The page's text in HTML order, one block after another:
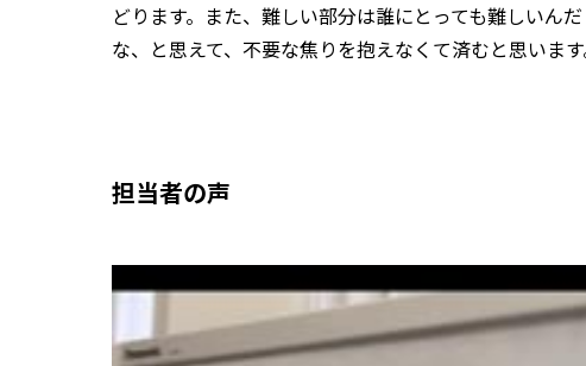
どります。また、難しい部分は誰にとっても難しいんだ
な、と思えて、不要な焦りを抱えなくて済むと思います
担当者の声